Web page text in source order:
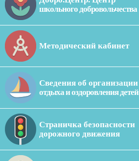
школьного добровольчества
Методический кабинет
Сведения об организации
отдыха и оздоровления детей
Страничка безопасности
дорожного движения